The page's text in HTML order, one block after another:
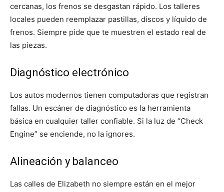
cercanas, los frenos se desgastan rápido. Los talleres
locales pueden reemplazar pastillas, discos y líquido de
frenos. Siempre pide que te muestren el estado real de
las piezas.
Diagnóstico electrónico
Los autos modernos tienen computadoras que registran
fallas. Un escáner de diagnóstico es la herramienta
básica en cualquier taller confiable. Si la luz de “Check
Engine” se enciende, no la ignores.
Alineación y balanceo
Las calles de Elizabeth no siempre están en el mejor